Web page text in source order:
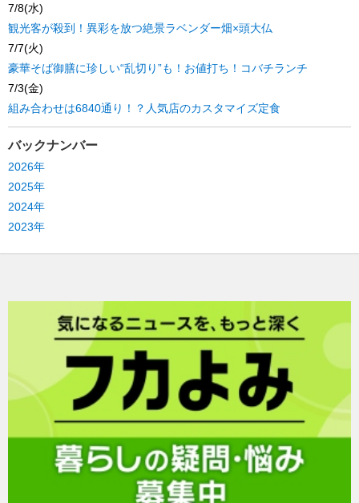
7/8(水)
観光客が殺到！異彩を放つ絶景ラベンダー畑×頭大仏
7/7(火)
豪華そば御膳に珍しい“乱切り”も！お値打ち！コバチランチ
7/3(金)
組み合わせは6840通り！？人気店のカスタマイズ定食
バックナンバー
2026年
2025年
2024年
2023年